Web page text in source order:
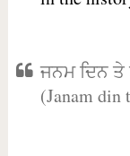
ਜਨਮ ਦਿਨ ਤੇ
(Janam din